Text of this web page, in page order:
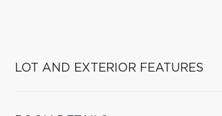
LOT AND EXTERIOR FEATURES